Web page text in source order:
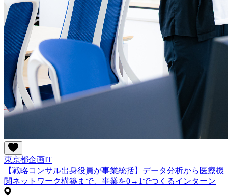
東京都企画IT
【戦略コンサル出身役員が事業統括】データ分析から医療機
関ネットワーク構築まで、事業を0→1でつくるインターン